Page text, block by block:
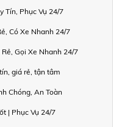
Tín, Phục Vụ 24/7
Có Xe Nhanh 24/7
Gọi Xe Nhanh 24/7
giá rẻ, tận tâm
Chóng, An Toàn
| Phục Vụ 24/7